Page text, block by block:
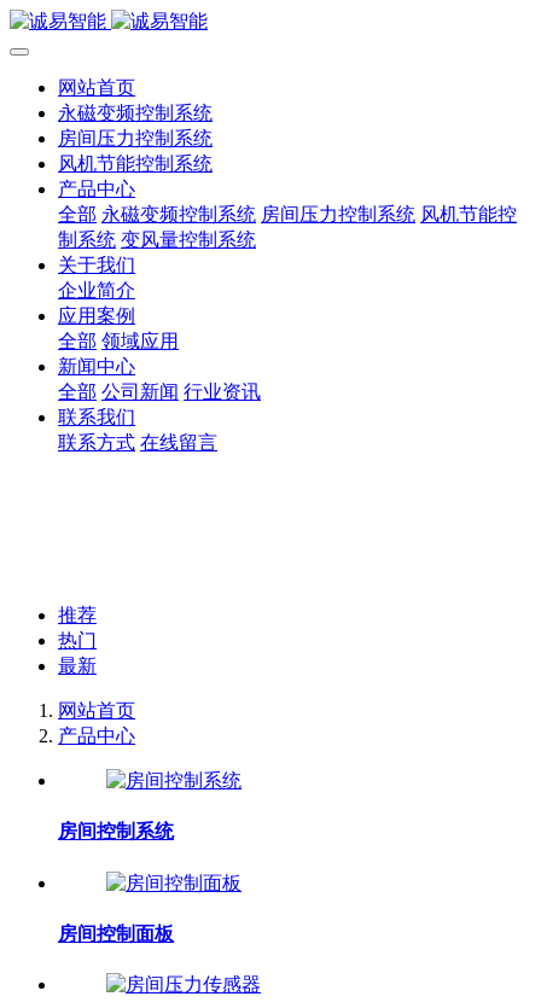
网站首页
永磁变频控制系统
房间压力控制系统
风机节能控制系统
产品中心
全部 永磁变频控制系统 房间压力控制系统 风机节能控
制系统 变风量控制系统
关于我们
企业简介
应用案例
全部 领域应用
新闻中心
全部 公司新闻 行业资讯
联系我们
联系方式 在线留言
推荐
热门
最新
网站首页
产品中心
房间控制系统
房间控制面板